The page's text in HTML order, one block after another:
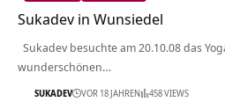
Sukadev in Wunsiedel
Sukadev besuchte am 20.10.08 das
wunderschönen…
SUKADEV VOR 18 JAHREN 458 VIEWS